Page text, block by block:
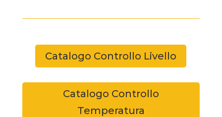
Catalogo Controllo Livello
Catalogo Controllo
Temperatura